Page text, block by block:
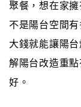
聚餐，想在家
不是陽台空間
大錢就能讓陽
解陽台改造重
好。